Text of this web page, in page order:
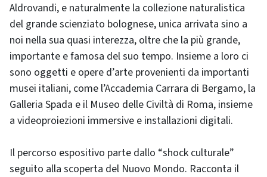
Aldrovandi, e naturalmente la collezione naturalistica
del grande scienziato bolognese, unica arrivata sino a
noi nella sua quasi interezza, oltre che la più grande,
importante e famosa del suo tempo. Insieme a loro ci
sono oggetti e opere d’arte provenienti da importanti
musei italiani, come l’Accademia Carrara di Bergamo, la
Galleria Spada e il Museo delle Civiltà di Roma, insieme
a videoproiezioni immersive e installazioni digitali.
Il percorso espositivo parte dallo “shock culturale”
seguito alla scoperta del Nuovo Mondo. Racconta il